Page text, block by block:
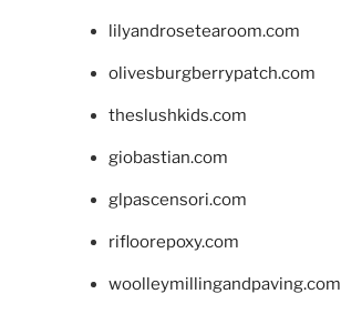
lilyandrosetearoom.com
olivesburgberrypatch.com
theslushkids.com
giobastian.com
glpascensori.com
rifloorepoxy.com
woolleymillingandpaving.com